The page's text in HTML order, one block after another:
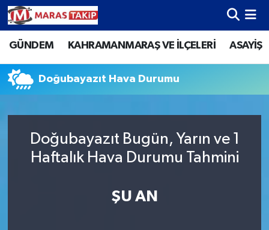
GÜNDEM KAHRAMANMARAŞ VE İLÇELERİ ASAYİŞ
Doğubayazıt Hava Durumu
Doğubayazıt Bugün, Yarın ve 1
Haftalık Hava Durumu Tahmini
ŞU AN
Kahramanmaraş Nöbetçi Eczaneler
Kahramanmaraş Hava Durumu
Kahramanmaraş Trafik Yoğunluk Haritası